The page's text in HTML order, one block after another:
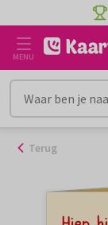
naar
inhoud
MENU
Terug